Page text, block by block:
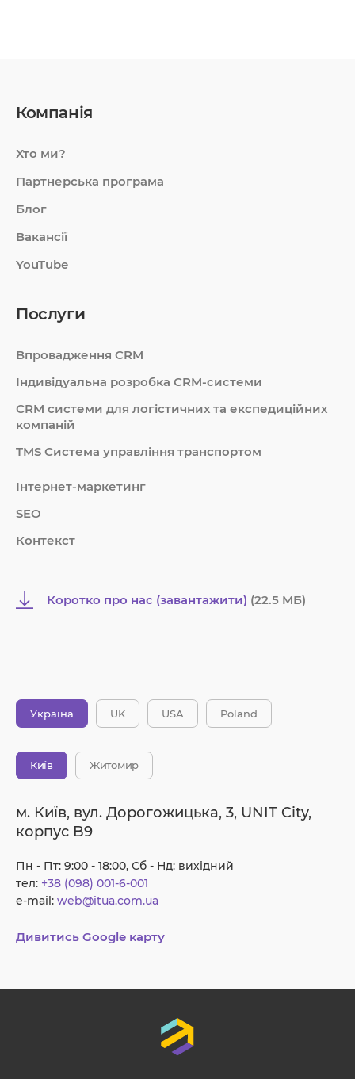
Компанія
Хто ми?
Партнерська програма
Блог
Вакансії
YouTube
Послуги
Впровадження CRM
Індивідуальна розробка CRM-системи
СRM системи для логістичних та експедиційних
компаній
TMS Система управління транспортом
Інтернет-маркетинг
SEO
Контекст
Коротко про нас (завантажити) (22.5 MБ)
Україна UK USA Poland
Київ Житомир
м. Київ, вул. Дорогожицька, 3, UNIT City,
корпус B9
Пн - Пт: 9:00 - 18:00, Сб - Нд: вихідний
тел: +38 (098) 001-6-001
e-mail: web@itua.com.ua
Дивитись Google карту